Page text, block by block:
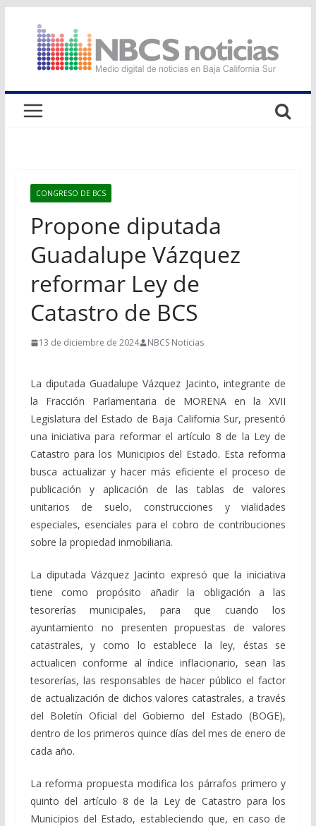
contenido
CONGRESO DE BCS
Propone diputada
Guadalupe Vázquez
reformar Ley de
Catastro de BCS
13 de diciembre de 2024 NBCS Noticias
La diputada Guadalupe Vázquez Jacinto, integrante de
la Fracción Parlamentaria de MORENA en la XVII
Legislatura del Estado de Baja California Sur, presentó
una iniciativa para reformar el artículo 8 de la Ley de
Catastro para los Municipios del Estado. Esta reforma
busca actualizar y hacer más eficiente el proceso de
publicación y aplicación de las tablas de valores
unitarios de suelo, construcciones y vialidades
especiales, esenciales para el cobro de contribuciones
sobre la propiedad inmobiliaria.
La diputada Vázquez Jacinto expresó que la iniciativa
tiene como propósito añadir la obligación a las
tesorerías municipales, para que cuando los
ayuntamiento no presenten propuestas de valores
catastrales, y como lo establece la ley, éstas se
actualicen conforme al índice inflacionario, sean las
tesorerías, las responsables de hacer público el factor
de actualización de dichos valores catastrales, a través
del Boletín Oficial del Gobierno del Estado (BOGE),
dentro de los primeros quince días del mes de enero de
cada año.
La reforma propuesta modifica los párrafos primero y
quinto del artículo 8 de la Ley de Catastro para los
Municipios del Estado, estableciendo que, en caso de